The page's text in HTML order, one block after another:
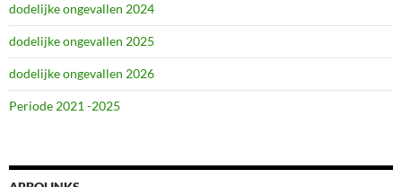
dodelijke ongevallen 2024
dodelijke ongevallen 2025
dodelijke ongevallen 2026
Periode 2021 -2025